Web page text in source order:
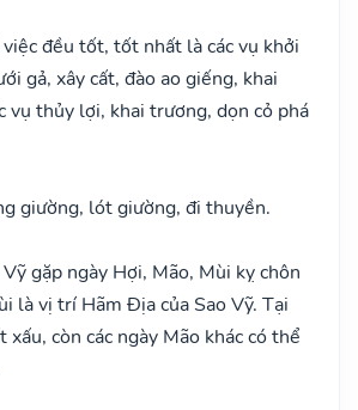
đều tốt, tốt nhất là các vụ khởi
gả, xây cất, đào ao giếng, khai
vụ thủy lợi, khai trương, dọn cỏ phá
giường, lót giường, đi thuyền.
Vỹ gặp ngày Hợi, Mão, Mùi kỵ chôn
là vị trí Hãm Địa của Sao Vỹ. Tại
xấu, còn các ngày Mão khác có thể